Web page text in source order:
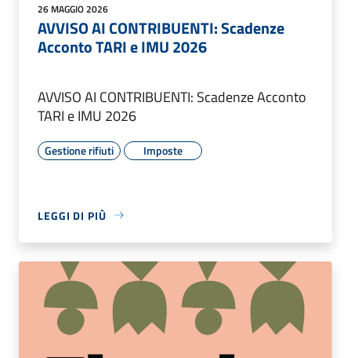
26 MAGGIO 2026
AVVISO AI CONTRIBUENTI: Scadenze
Acconto TARI e IMU 2026
AVVISO AI CONTRIBUENTI: Scadenze Acconto
TARI e IMU 2026
Gestione rifiuti Imposte
LEGGI DI PIÙ